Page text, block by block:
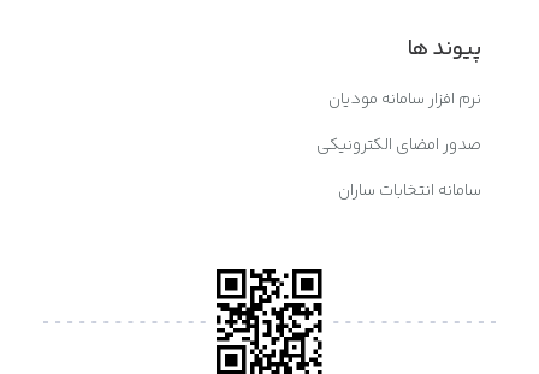
پیوند ها
نرم افزار سامانه مودیان
صدور امضای الکترونیکی
سامانه انتخابات ساران